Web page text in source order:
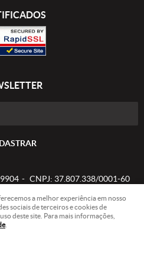
CNPJ: 37.807.338/0001-60
a melhor experiência em nosso
sociais de terceiros e cookies de
deste site. Para mais informações,
.